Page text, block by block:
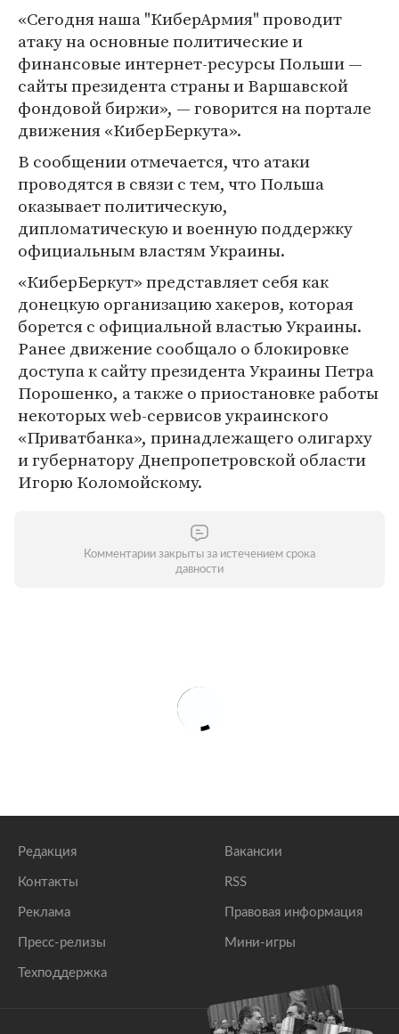
«Сегодня наша "КиберАрмия" проводит
атаку на основные политические и
финансовые интернет-ресурсы Польши —
сайты президента страны и Варшавской
фондовой биржи», — говорится на портале
движения «КиберБеркута».
В сообщении отмечается, что атаки
проводятся в связи с тем, что Польша
оказывает политическую,
дипломатическую и военную поддержку
официальным властям Украины.
«КиберБеркут» представляет себя как
донецкую организацию хакеров, которая
борется с официальной властью Украины.
Ранее движение сообщало о блокировке
доступа к сайту президента Украины Петра
Порошенко, а также о приостановке работы
некоторых web-сервисов украинского
«Приватбанка», принадлежащего олигарху
и губернатору Днепропетровской области
Игорю Коломойскому.
Комментарии закрыты за истечением срока
давности
Редакция
Контакты
Реклама
Пресс-релизы
Техподдержка
Вакансии
RSS
Правовая информация
Мини-игры